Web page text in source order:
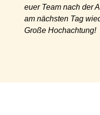
euer Team nach der
am nächsten Tag
Große Hochachtung!